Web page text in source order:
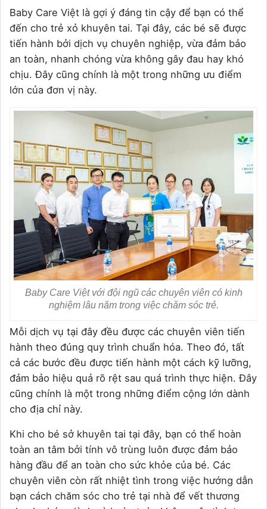
Baby Care Việt là gợi ý đáng tin cậy để bạn có thể
đến cho trẻ xỏ khuyên tai. Tại đây, các bé sẽ được
tiến hành bởi dịch vụ chuyên nghiệp, vừa đảm bảo
an toàn, nhanh chóng vừa không gây đau hay khó
chịu. Đây cũng chính là một trong những ưu điểm
lớn của đơn vị này.
Baby Care Việt với đội ngũ các chuyên viên có kinh
nghiệm lâu năm trong việc chăm sóc trẻ.
Mỗi dịch vụ tại đây đều được các chuyên viên tiến
hành theo đúng quy trình chuẩn hóa. Theo đó, tất
cả các bước đều được tiến hành một cách kỹ lưỡng,
đảm bảo hiệu quả rõ rệt sau quá trình thực hiện. Đây
cũng chính là một trong những điểm cộng lớn dành
cho địa chỉ này.
Khi cho bé sở khuyên tai tại đây, bạn có thể hoàn
toàn an tâm bởi tính vô trùng luôn được đảm bảo
hàng đầu để an toàn cho sức khỏe của bé. Các
chuyên viên còn rất nhiệt tình trong việc hướng dẫn
bạn cách chăm sóc cho trẻ tại nhà để vết thương